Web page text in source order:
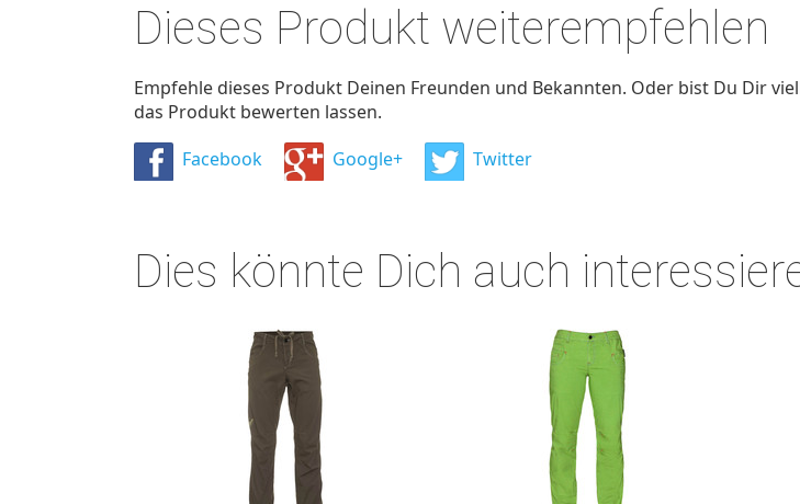
Dieses Produkt weiterempfehlen
Empfehle dieses Produkt Deinen Freunden und Bekannten. Oder bist Du Dir
das Produkt bewerten lassen.
Facebook
Google+ Twitter
Dies könnte Dich auch